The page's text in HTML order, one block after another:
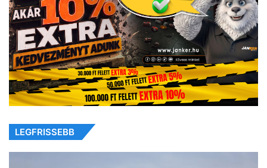
LEGFRISSEBB